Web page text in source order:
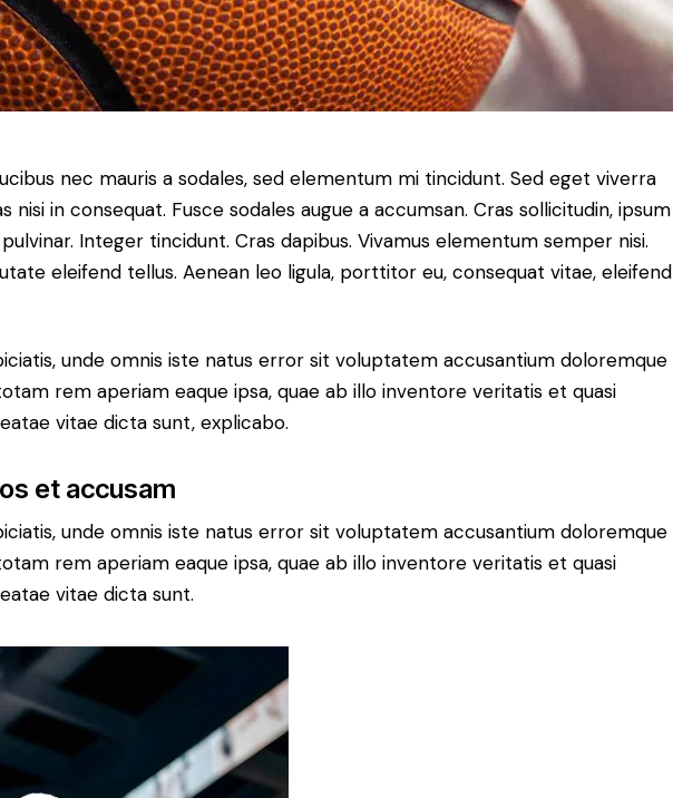
nec mauris a sodales, sed elementum mi tincidunt. Sed eget viverra
nisi in consequat. Fusce sodales augue a accumsan. Cras sollicitudin, ipsum
Integer tincidunt. Cras dapibus. Vivamus elementum semper nisi.
eleifend tellus. Aenean leo ligula, porttitor eu, consequat vitae, eleifend
unde omnis iste natus error sit voluptatem accusantium doloremque
rem aperiam eaque ipsa, quae ab illo inventore veritatis et quasi
vitae dicta sunt, explicabo.
et accusam
unde omnis iste natus error sit voluptatem accusantium doloremque
rem aperiam eaque ipsa, quae ab illo inventore veritatis et quasi
vitae dicta sunt.